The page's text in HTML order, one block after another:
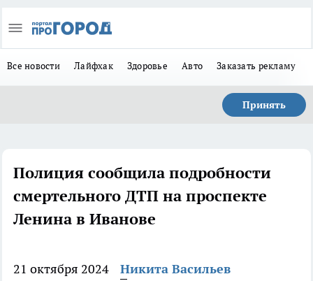
Все новости Лайфхак Здоровье Авто Заказать рекламу
Принять
Полиция сообщила подробности
смертельного ДТП на проспекте
Ленина в Иванове
21 октября 2024
Никита Васильев